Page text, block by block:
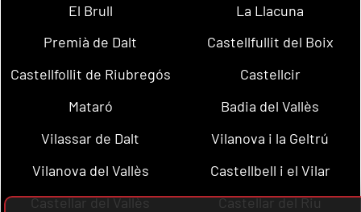
El Brull
La Llacuna
Premià de Dalt
Castellfullit del Boix
Castellfollit de Riubregós
Castellcir
Mataró
Badia del Vallès
Vilassar de Dalt
Vilanova i la Geltrú
Vilanova del Vallès
Castellbell i el Vilar
Castellar del Vallès
Castellar del Riu